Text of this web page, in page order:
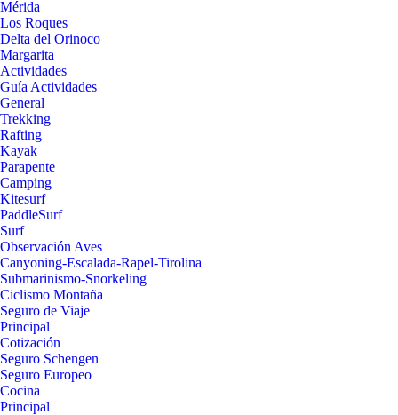
Mérida
Los Roques
Delta del Orinoco
Margarita
Actividades
Guía Actividades
General
Trekking
Rafting
Kayak
Parapente
Camping
Kitesurf
PaddleSurf
Surf
Observación Aves
Canyoning-Escalada-Rapel-Tirolina
Submarinismo-Snorkeling
Ciclismo Montaña
Seguro de Viaje
Principal
Cotización
Seguro Schengen
Seguro Europeo
Cocina
Principal